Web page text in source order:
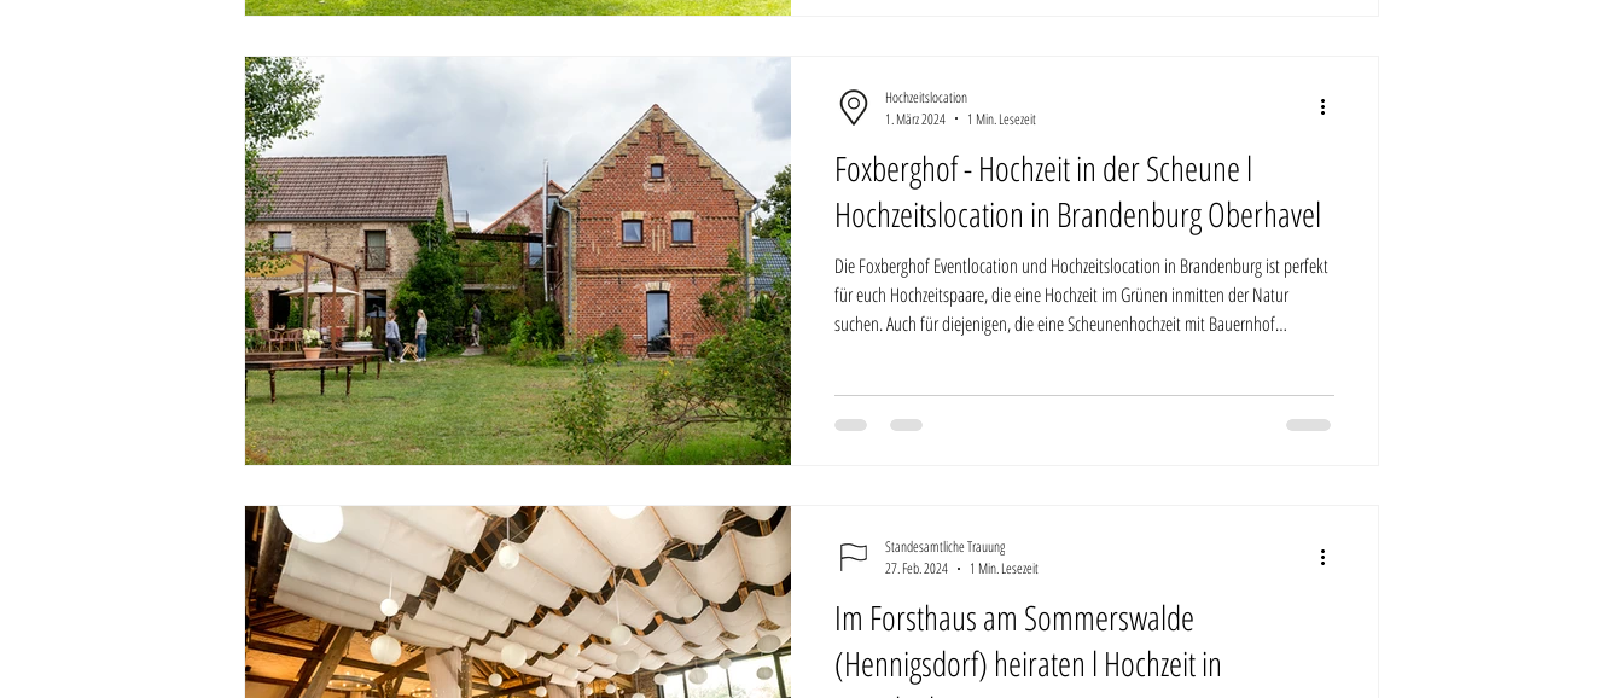
Foxberghof - Hochzeit in der Scheune l
Hochzeitslocation in Brandenburg Oberhavel
Die Foxberghof Eventlocation und Hochzeitslocation in Brandenburg ist perfekt
für euch Hochzeitspaare, die eine Hochzeit im Grünen inmitten der Natur
suchen. Auch für diejenigen, die eine Scheunenhochzeit mit Bauernhof
Paaren, die eine Hochzeit
Hochzeitslocation
1. März 2024
1 Min. Lesezeit
Im Forsthaus am Sommerswalde
(Hennigsdorf) heiraten l Hochzeit in
Standesamtliche Trauung
27. Feb. 2024
1 Min. Lesezeit